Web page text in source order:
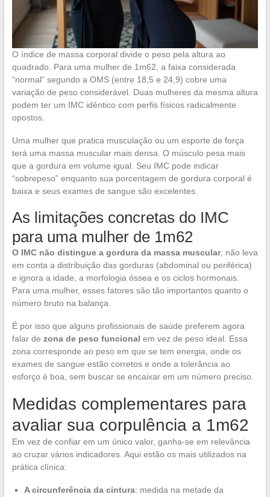
O índice de massa corporal divide o peso pela altura ao
quadrado. Para uma mulher de 1m62, a faixa considerada
“normal” segundo a OMS (entre 18,5 e 24,9) cobre uma
variação de peso considerável. Duas mulheres da mesma altura
podem ter um IMC idêntico com perfis físicos radicalmente
opostos.
Uma mulher que pratica musculação ou um esporte de força
terá uma massa muscular mais densa. O músculo pesa mais
que a gordura em volume igual. Seu IMC pode indicar
“sobrepeso” enquanto sua porcentagem de gordura corporal é
baixa e seus exames de sangue são excelentes.
As limitações concretas do IMC
para uma mulher de 1m62
O IMC não distingue a gordura da massa muscular, não leva
em conta a distribuição das gorduras (abdominal ou periférica)
e ignora a idade, a morfologia óssea e os ciclos hormonais.
Para uma mulher, esses fatores são tão importantes quanto o
número bruto na balança.
É por isso que alguns profissionais de saúde preferem agora
falar de zona de peso funcional em vez de peso ideal. Essa
zona corresponde ao peso em que se tem energia, onde os
exames de sangue estão corretos e onde a tolerância ao
esforço é boa, sem buscar se encaixar em um número preciso.
Medidas complementares para
avaliar sua corpulência a 1m62
Em vez de confiar em um único valor, ganha-se em relevância
ao cruzar vários indicadores. Aqui estão os mais utilizados na
prática clínica:
A circunferência da cintura: medida na metade da